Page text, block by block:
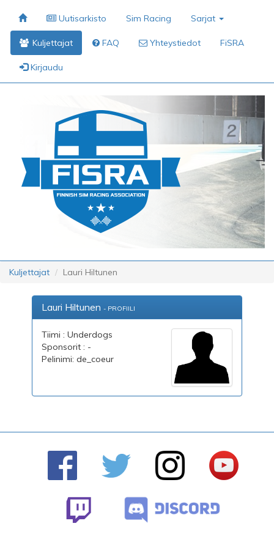
Uutisarkisto Sim Racing Sarjat
Kuljettajat FAQ Yhteystiedot FiSRA
Kirjaudu
Kuljettajat Lauri Hiltunen
Lauri Hiltunen - PROFIILI
Tiimi : Underdogs
Sponsorit : -
Pelinimi: de_coeur